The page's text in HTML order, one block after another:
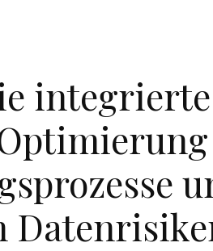
integrierte